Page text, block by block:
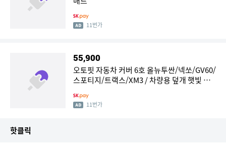
11번가
55,900
오토핏 자동차 커버 6호 올뉴투싼/넥쏘/GV60/
스포티지/트랙스/XM3 / 차량용 덮개 햇빛 자
11번가
핫클릭